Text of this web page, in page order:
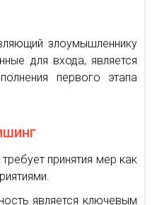
злоумышленнику
для входа, является
первого этапа
принятия мер как
является ключевым